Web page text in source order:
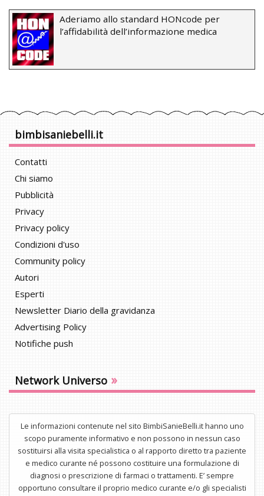
Aderiamo allo standard HONcode per
l’affidabilità dell’informazione medica
bimbisaniebelli.it
Contatti
Chi siamo
Pubblicità
Privacy
Privacy policy
Condizioni d'uso
Community policy
Autori
Esperti
Newsletter Diario della gravidanza
Advertising Policy
Notifiche push
Network Universo »
Le informazioni contenute nel sito BimbiSanieBelli.it hanno uno
scopo puramente informativo e non possono in nessun caso
sostituirsi alla visita specialistica o al rapporto diretto tra paziente
e medico curante né possono costituire una formulazione di
diagnosi o prescrizione di farmaci o trattamenti. E’ sempre
opportuno consultare il proprio medico curante e/o gli specialisti